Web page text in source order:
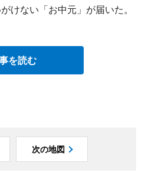
けない「お中元」が届いた。
を読む
次の地図